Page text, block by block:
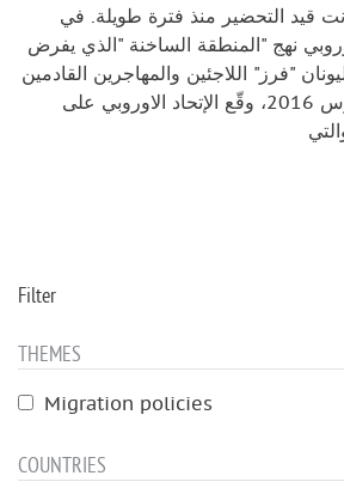
Filter
THEMES
Migration policies
COUNTRIES
قيد التحضير منذ فترة طويلة. في
الأوروبي نهج "المنطقة الساخنة "الذي يفرض
"فرز" اللاجئين والمهاجرين القادمين
الي شواطئهم. في مارس 2016، وقّع الإتحاد الاوروبي على